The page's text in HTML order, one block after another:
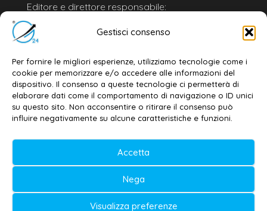
Gestisci consenso
Per fornire le migliori esperienze, utilizziamo tecnologie come i
cookie per memorizzare e/o accedere alle informazioni del
dispositivo. Il consenso a queste tecnologie ci permetterà di
elaborare dati come il comportamento di navigazione o ID unici
su questo sito. Non acconsentire o ritirare il consenso può
influire negativamente su alcune caratteristiche e funzioni.
Accetta
Nega
Visualizza preferenze
Editore e direttore responsabile:
Dott. Daniele G. Masciullo
Email:
Contatti –Disclaimer
Privacy policy–Cookie policy
Testata iscritta al n. 11/2020 Registro della
Stampa Tribunale di Lecce
Editore e direttore responsabile:
Daniele G. Masciullo